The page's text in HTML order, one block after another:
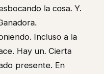
la cosa. Y.
Incluso a la
Hay un. Cierta
presente. En